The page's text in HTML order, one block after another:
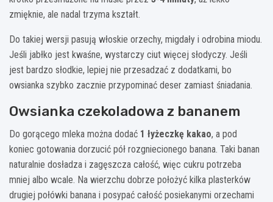
zmięknie, ale nadal trzyma kształt.
Do takiej wersji pasują włoskie orzechy, migdały i odrobina miodu.
Jeśli jabłko jest kwaśne, wystarczy ciut więcej słodyczy. Jeśli
jest bardzo słodkie, lepiej nie przesadzać z dodatkami, bo
owsianka szybko zacznie przypominać deser zamiast śniadania.
Owsianka czekoladowa z bananem
Do gorącego mleka można dodać 1 łyżeczkę kakao, a pod
koniec gotowania dorzucić pół rozgniecionego banana. Taki banan
naturalnie dosładza i zagęszcza całość, więc cukru potrzeba
mniej albo wcale. Na wierzchu dobrze położyć kilka plasterków
drugiej połówki banana i posypać całość posiekanymi orzechami